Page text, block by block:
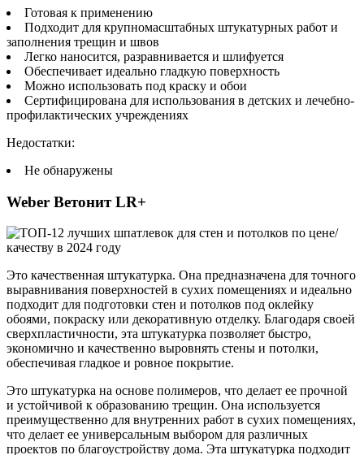
Готовая к применению
Подходит для крупномасштабных штукатурных работ и
заполнения трещин и швов
Легко наносится, разравнивается и шлифуется
Обеспечивает идеально гладкую поверхность
Можно использовать под краску и обои
Сертифицирована для использования в детских и лечебно-
профилактических учреждениях
Недостатки:
Не обнаружены
Weber Ветонит LR+
Это качественная штукатурка. Она предназначена для точного
выравнивания поверхностей в сухих помещениях и идеально
подходит для подготовки стен и потолков под оклейку
обоями, покраску или декоративную отделку. Благодаря своей
сверхпластичности, эта штукатурка позволяет быстро,
экономично и качественно выровнять стены и потолки,
обеспечивая гладкое и ровное покрытие.
Это штукатурка на основе полимеров, что делает ее прочной
и устойчивой к образованию трещин. Она используется
преимущественно для внутренних работ в сухих помещениях,
что делает ее универсальным выбором для различных
проектов по благоустройству дома. Эта штукатурка подходит